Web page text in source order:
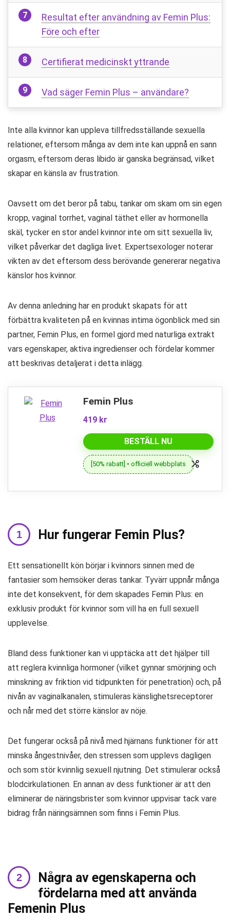
Resultat efter användning av Femin Plus:
Före och efter
Certifierat medicinskt yttrande
Vad säger Femin Plus – användare?
Inte alla kvinnor kan uppleva tillfredsställande sexuella
relationer, eftersom många av dem inte kan uppnå en sann
orgasm, eftersom deras libido är ganska begränsad, vilket
skapar en känsla av frustration.
Oavsett om det beror på tabu, tankar om skam om sin egen
kropp, vaginal torrhet, vaginal täthet eller av hormonella
skäl, tycker en stor andel kvinnor inte om sitt sexuella liv,
vilket påverkar det dagliga livet. Expertsexologer noterar
vikten av det eftersom dess berövande genererar negativa
känslor hos kvinnor.
Av denna anledning har en produkt skapats för att
förbättra kvaliteten på en kvinnas intima ögonblick med sin
partner, Femin Plus, en formel gjord med naturliga extrakt
vars egenskaper, aktiva ingredienser och fördelar kommer
att beskrivas detaljerat i detta inlägg.
Femin Plus
419 kr
BESTÄLL NU
[50% rabatt] • officiell webbplats
Hur fungerar Femin Plus?
Ett sensationellt kön börjar i kvinnors sinnen med de
fantasier som hemsöker deras tankar. Tyvärr uppnår många
inte det konsekvent, för dem skapades Femin Plus: en
exklusiv produkt för kvinnor som vill ha en full sexuell
upplevelse.
Bland dess funktioner kan vi upptäcka att det hjälper till
att reglera kvinnliga hormoner (vilket gynnar smörjning och
minskning av friktion vid tidpunkten för penetration) och, på
nivån av vaginalkanalen, stimuleras känslighetsreceptorer
och når med det större känslor av nöje.
Det fungerar också på nivå med hjärnans funktioner för att
minska ångestnivåer, den stressen som upplevs dagligen
och som stör kvinnlig sexuell njutning. Det stimulerar också
blodcirkulationen. En annan av dess funktioner är att den
eliminerar de näringsbrister som kvinnor uppvisar tack vare
bidrag från näringsämnen som finns i Femin Plus.
Några av egenskaperna och
fördelarna med att använda
Femenin Plus